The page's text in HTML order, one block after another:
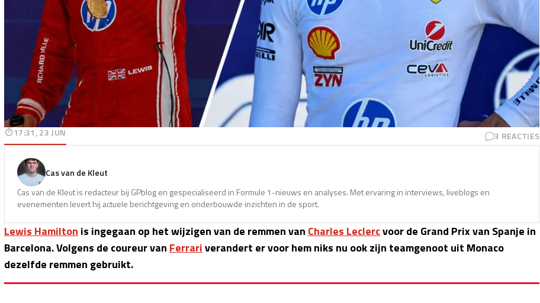
17:31, 23 JUN 3 REACTIES
Cas van de Kleut
Cas van de Kleut is redacteur bij GPblog en gespecialiseerd in Formule 1-nieuws en analyses. Met ervaring in interviews, liveblogs en
evenementen levert hij actuele berichtgeving en onderbouwde inzichten in de sport.
Lewis Hamilton is ingegaan op het wijzigen van de remmen van Charles Leclercvoor de Grand Prix van Spanje in
Barcelona. Volgens de coureur van Ferrariverandert er voor hem niks nu ook zijn teamgenoot uit Monaco
dezelfde remmen gebruikt.